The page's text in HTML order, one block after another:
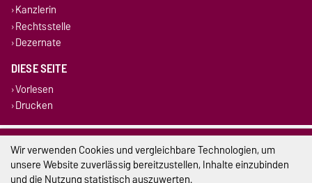
Kanzlerin
Rechtsstelle
Dezernate
DIESE SEITE
Vorlesen
Drucken
Impressum
Datenschutz
Wir verwenden Cookies und vergleichbare Technologien, um
unsere Website zuverlässig bereitzustellen, Inhalte einzubinden
und die Nutzung statistisch auszuwerten.